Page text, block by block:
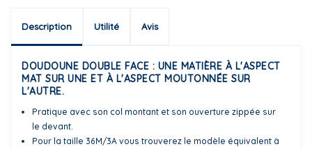
Description Utilité Avis
DOUDOUNE DOUBLE FACE : UNE MATIÈRE À L'ASPECT
MAT SUR UNE ET À L'ASPECT MOUTONNÉE SUR
L'AUTRE.
Pratique avec son col montant et son ouverture zippée sur
le devant.
Pour la taille 36M/3A vous trouverez le modèle équivalent à